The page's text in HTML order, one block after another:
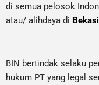
di semua pelosok
atau/ alihdaya di Bekasi
BIN bertindak selaku
hukum PT yang legal